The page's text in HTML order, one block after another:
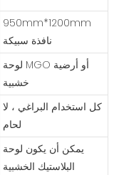
950mm*1200mm
نافذة سبيكة
لوحة MGO أو أرضية
خشبية
كل استخدام البراغي ، لا
لحام
يمكن أن يكون لوحة
البلاستيك الخشبية